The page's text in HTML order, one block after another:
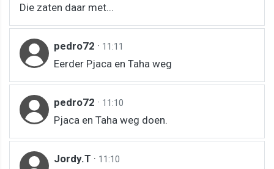
Die zaten daar met...
pedro72 · 11:11
Eerder Pjaca en Taha weg
pedro72 · 11:10
Pjaca en Taha weg doen.
Jordy.T · 11:10